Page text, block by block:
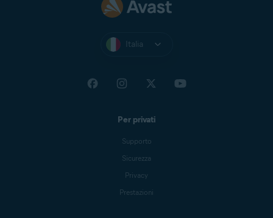
Italia
Per privati
Supporto
Sicurezza
Privacy
Prestazioni